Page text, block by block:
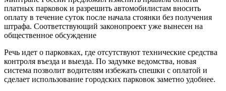
платных парковок и разрешить автомобилистам вносить
оплату в течение суток после начала стоянки без получения
штрафа. Соответствующий законопроект уже вынесен на
общественное обсуждение
Речь идет о парковках, где отсутствуют технические средства
контроля въезда и выезда. По задумке ведомства, новая
система позволит водителям избежать спешки с оплатой и
сделает использование городских парковок заметно удобнее.